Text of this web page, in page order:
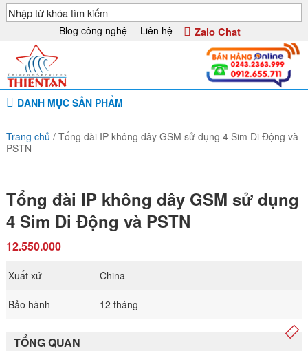
Blog công nghệ Liên hệ Zalo Chat
DANH MỤC SẢN PHẨM
Trang chủ / Tổng đài IP không dây GSM sử dụng 4 Sim Di Động và
PSTN
Tổng đài IP không dây GSM sử dụng
4 Sim Di Động và PSTN
12.550.000
Xuất xứ China
Bảo hành 12 tháng
TỔNG QUAN